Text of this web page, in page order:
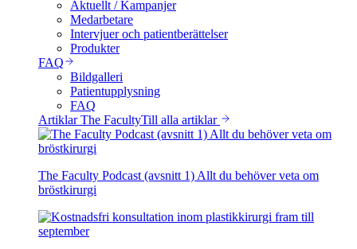
Aktuellt / Kampanjer
Medarbetare
Intervjuer och patientberättelser
Produkter
FAQ
Bildgalleri
Patientupplysning
FAQ
Artiklar The FacultyTill alla artiklar
The Faculty Podcast (avsnitt 1) Allt du behöver veta om
bröstkirurgi